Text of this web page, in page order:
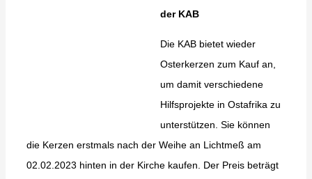
der KAB
Die KAB bietet wieder
Osterkerzen zum Kauf an,
um damit verschiedene
Hilfsprojekte in Ostafrika zu
unterstützen. Sie können
die Kerzen erstmals nach der Weihe an Lichtmeß am
02.02.2023 hinten in der Kirche kaufen. Der Preis beträgt